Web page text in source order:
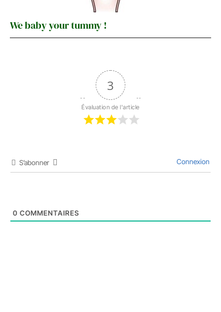
We baby your tummy !
3
Évaluation de l'article
S’abonner Connexion
0 COMMENTAIRES